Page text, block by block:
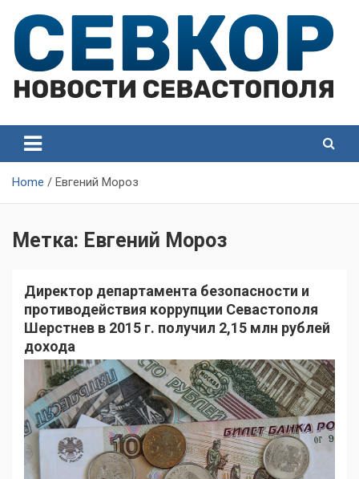
content
Севастополя
Севастополя
Home Евгений Мороз
Метка: Евгений Мороз
Директор департамента безопасности и
противодействия коррупции Севастополя
Шерстнев в 2015 г. получил 2,15 млн рублей
дохода